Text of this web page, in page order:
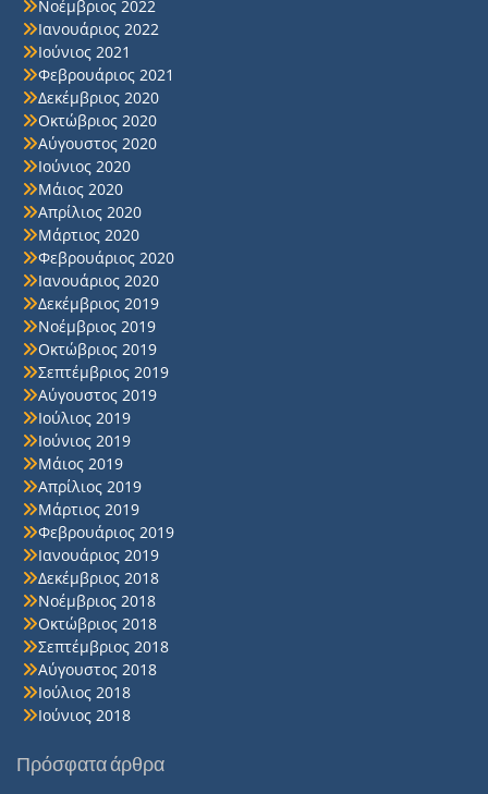
Νοέμβριος 2022
Ιανουάριος 2022
Ιούνιος 2021
Φεβρουάριος 2021
Δεκέμβριος 2020
Οκτώβριος 2020
Αύγουστος 2020
Ιούνιος 2020
Μάιος 2020
Απρίλιος 2020
Μάρτιος 2020
Φεβρουάριος 2020
Ιανουάριος 2020
Δεκέμβριος 2019
Νοέμβριος 2019
Οκτώβριος 2019
Σεπτέμβριος 2019
Αύγουστος 2019
Ιούλιος 2019
Ιούνιος 2019
Μάιος 2019
Απρίλιος 2019
Μάρτιος 2019
Φεβρουάριος 2019
Ιανουάριος 2019
Δεκέμβριος 2018
Νοέμβριος 2018
Οκτώβριος 2018
Σεπτέμβριος 2018
Αύγουστος 2018
Ιούλιος 2018
Ιούνιος 2018
Πρόσφατα άρθρα